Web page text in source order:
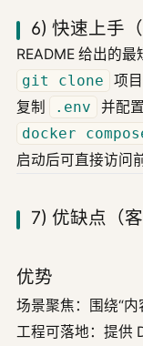
6) 快速上手
README 给出的最
git clone
项目
复制
.env
并配
docker
启动后可直接访问
7) 优缺点（客
优势
场景聚焦：围绕“
工程可落地：提供